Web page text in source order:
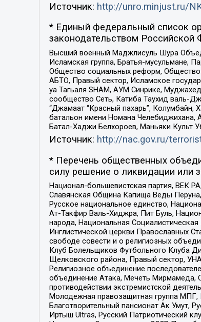
Источник: http://unro.minjust.ru/
* Единый федеральный список
законодательством Российской
Высший военный Маджлисуль Шура
Исламская группа, Братья-мусульмане,
Общество социальных реформ,
АБТО, Правый сектор, Исламское
уа Тагьаля SHAM, АУМ Синрике,
сообщество Сеть, Катиба Таухид валь-
“Джамаат “Красный пахарь”, Колумбайн,
батальон имени Номана Челебиджихана,
Батал-Хаджи Белхороев, Маньяки Культ
Источник: http://nac.gov.ru/
* Перечень общественных
силу решение о ликвидации или
Национал-большевистская партия, ВЕК
Славянская Община Капища Веды
Русское национальное единство,
Ат-Такфир Валь-Хиджра, Пит Буль,
народа, Национальная
Инглистической церкви Православных
свободе совести и о религиозных
Клуб Болельщиков Футбольного Клуба
Щелковского района, Правый сектор,
Религиозное объединение
объединение Атака, Мечеть Мирмамеда,
противодействии экстремистской
Молодежная правозащитная группа МПГ,
Благотворительный пансионат Ак Умут,
Иртыш Ultras, Русский Патриотический